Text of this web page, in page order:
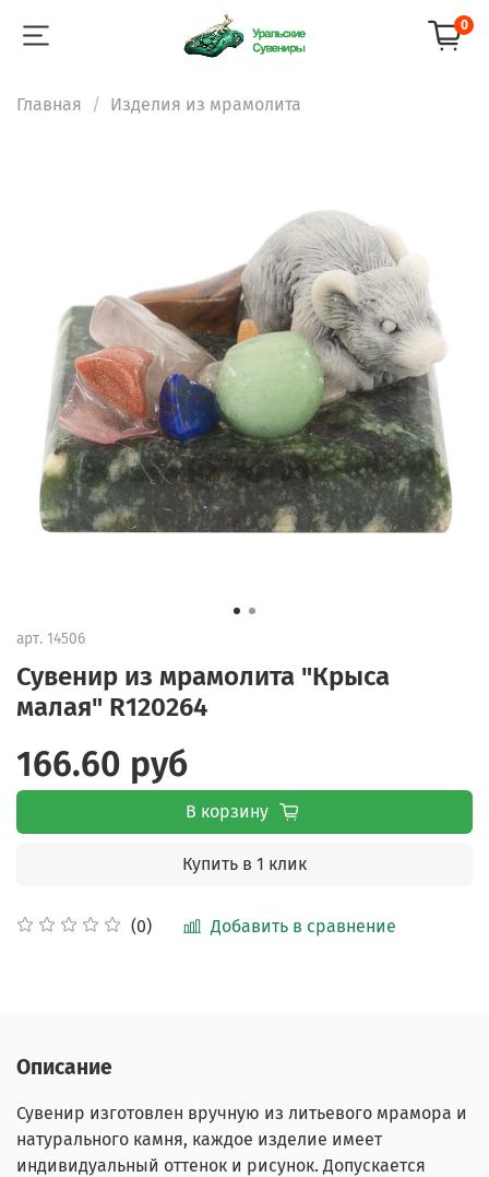
0
Главная Изделия из мрамолита
арт. 14506
Сувенир из мрамолита "Крыса
малая" R120264
(0) Добавить в сравнение
166.60 руб
В корзину
Купить в 1 клик
Описание
Сувенир изготовлен вручную из литьевого мрамора и
натурального камня, каждое изделие имеет
индивидуальный оттенок и рисунок. Допускается